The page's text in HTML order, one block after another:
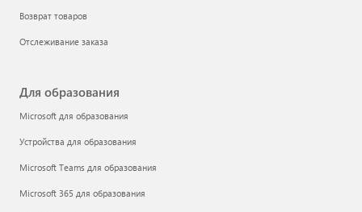
Возврат товаров
Отслеживание заказа
Для образования
Microsoft для образования
Устройства для образования
Microsoft Teams для образования
Microsoft 365 для образования